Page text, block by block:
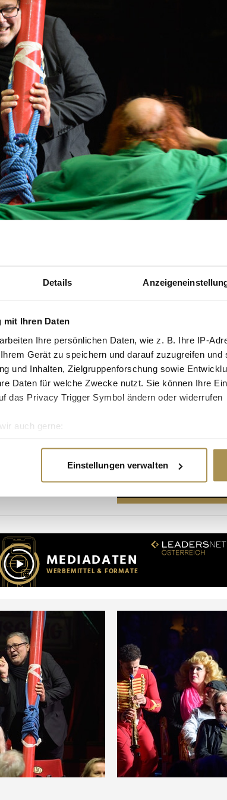
Details
mit Ihren Daten
Ihre persönlichen Daten, wie z. B. Ihre IP-
Gerät zu speichern und darauf zuzugreifen und
und Inhalten, Zielgruppenforschung sowie
Daten für welche Zwecke nutzt. Sie können Ihre
das Privacy Trigger Symbol ändern oder widerrufen
auch gerne:
Ihre persönlichen Daten verarbeitet werden, und
und Anzeigen zu personalisieren, Funktionen für
Medien, Werbung und Analysen weiter. Unsere
zusammen, die Sie ihnen bereitgestellt haben
Einstellungen verwalten
Advertisement